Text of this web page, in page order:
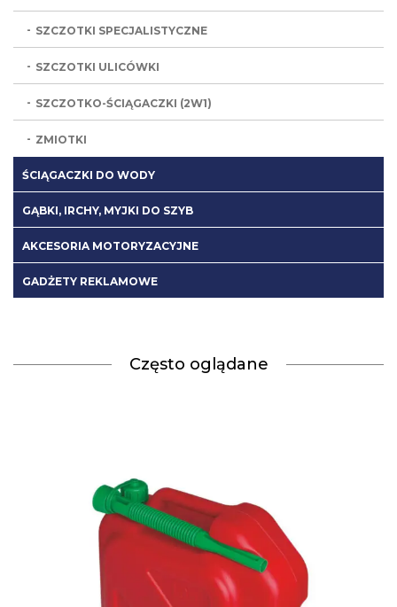
SZCZOTKI SPECJALISTYCZNE
SZCZOTKI ULICÓWKI
SZCZOTKO-ŚCIĄGACZKI (2W1)
ZMIOTKI
ŚCIĄGACZKI DO WODY
GĄBKI, IRCHY, MYJKI DO SZYB
AKCESORIA MOTORYZACYJNE
GADŻETY REKLAMOWE
Często oglądane